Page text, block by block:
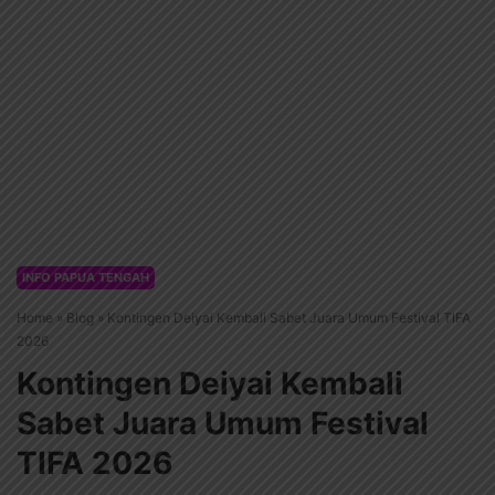
INFO PAPUA TENGAH
Home » Blog » Kontingen Deiyai Kembali Sabet Juara Umum Festival TIFA
2026
Kontingen Deiyai Kembali
Sabet Juara Umum Festival
TIFA 2026